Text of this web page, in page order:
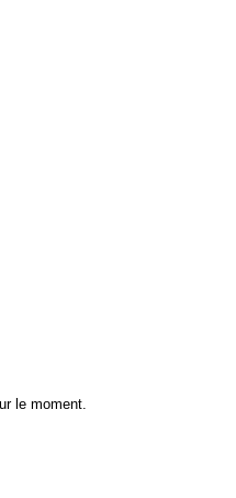
le moment.